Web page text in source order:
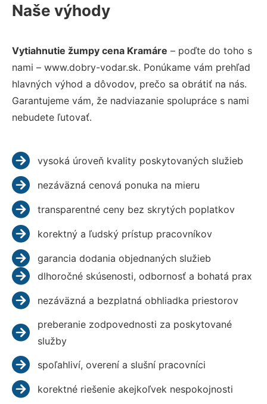
Naše výhody
Vytiahnutie žumpy cena Kramáre – poďte do toho s
nami – www.dobry-vodar.sk. Ponúkame vám prehľad
hlavných výhod a dôvodov, prečo sa obrátiť na nás.
Garantujeme vám, že nadviazanie spolupráce s nami
nebudete ľutovať.
vysoká úroveň kvality poskytovaných služieb
nezáväzná cenová ponuka na mieru
transparentné ceny bez skrytých poplatkov
korektný a ľudský prístup pracovníkov
garancia dodania objednaných služieb
dlhoročné skúsenosti, odbornosť a bohatá prax
nezáväzná a bezplatná obhliadka priestorov
preberanie zodpovednosti za poskytované
služby
spoľahliví, overení a slušní pracovníci
korektné riešenie akejkoľvek nespokojnosti